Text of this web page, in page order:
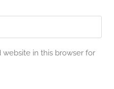
website in this browser for